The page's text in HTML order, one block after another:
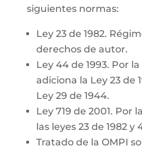
siguientes normas:
Ley 23 de 1982.
derechos de autor.
Ley 44 de 1993. Por
adiciona la Ley 23 de
Ley 29 de 1944.
Ley 719 de 2001. Por
las leyes 23 de 1982 y
Tratado de la OMPI